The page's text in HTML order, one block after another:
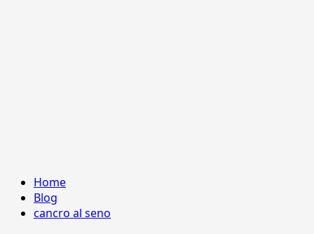
Home
Blog
cancro al seno